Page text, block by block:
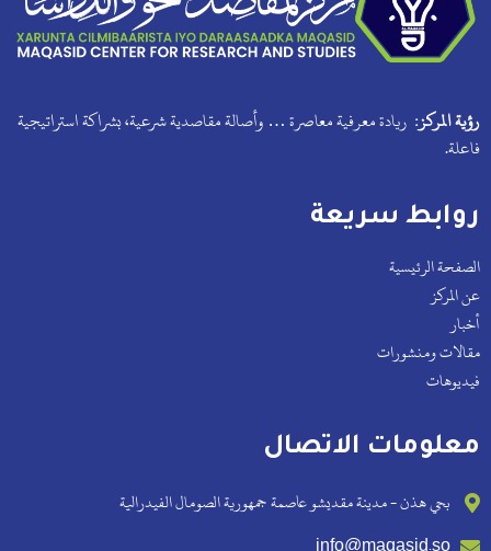
رؤية المركز: ريادة معرفية معاصرة … وأصالة مقاصدية شرعية، بشراكة استراتيجية
فاعلة.
روابط سريعة
الصفحة الرئيسية
عن المركز
أخبار
مقالات ومنشورات
فيديوهات
معلومات الاتصال
بحي هذن - مدينة مقديشو عاصمة جمهورية الصومال الفيدرالية